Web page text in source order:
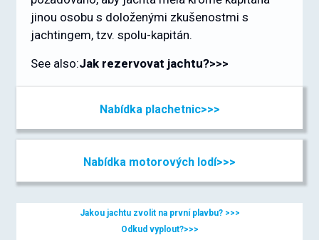
jinou osobu s doloženými zkušenostmi s
jachtingem, tzv. spolu-kapitán.
See also:Jak rezervovat jachtu?>>>
Nabídka plachetnic>>>
Nabídka motorových lodí>>>
Jakou jachtu zvolit na první plavbu? >>>
Odkud vyplout?>>>